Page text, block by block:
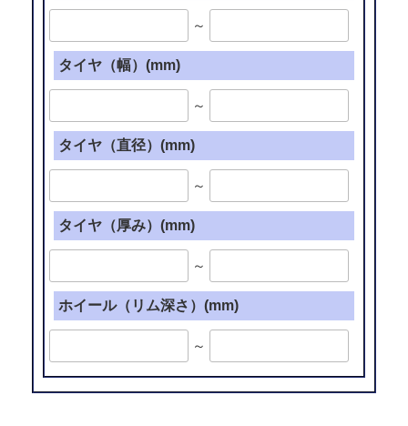
～
タイヤ（幅）(mm)
～
タイヤ（直径）(mm)
～
タイヤ（厚み）(mm)
～
ホイール（リム深さ）(mm)
～